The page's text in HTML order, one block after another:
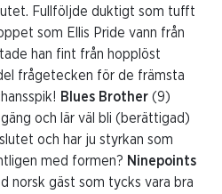
Fullföljde duktigt som tufft
som Ellis Pride vann från
han fint från hopplöst
frågetecken för de främsta
Blues Brother (9)
och lär väl bli (berättigad)
och har ju styrkan som
med formen? Ninepoints
norsk gäst som tycks vara bra